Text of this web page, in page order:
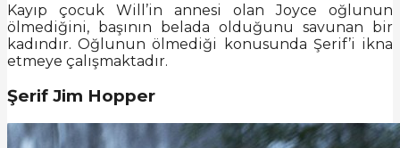
Kayıp çocuk Will’in annesi olan Joyce oğlunun
ölmediğini, başının belada olduğunu savunan bir
kadındır. Oğlunun ölmediği konusunda Şerif’i ikna
etmeye çalışmaktadır.
Şerif Jim Hopper